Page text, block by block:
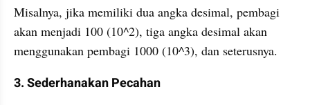
Misalnya, jika memiliki dua angka desimal, pembagi
akan menjadi 100 (10^2), tiga angka desimal akan
menggunakan pembagi 1000 (10^3), dan seterusnya.
3. Sederhanakan Pecahan